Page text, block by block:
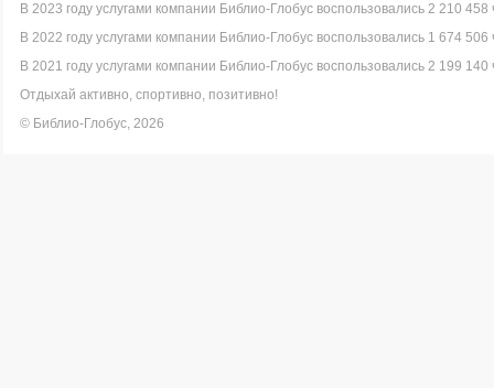
В 2023 году услугами компании Библио-Глобус воспользовались 2 210 458
В 2022 году услугами компании Библио-Глобус воспользовались 1 674 506
В 2021 году услугами компании Библио-Глобус воспользовались 2 199 140
Отдыхай активно, спортивно, позитивно!
© Библио-Глобус, 2026